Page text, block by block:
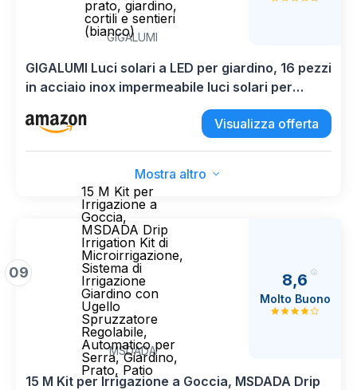
prato, giardino,
cortili e sentieri
(bianco)
GIGALUMI
GIGALUMI Luci solari a LED per giardino, 16 pezzi
in acciaio inox impermeabile luci solari per
esterni, patio, prato, giardino, cortili e sentieri
(bianco)
Visualizza offerta
Mostra altro
09
15 M Kit per
Irrigazione a
Goccia,
MSDADA Drip
Irrigation Kit di
Microirrigazione,
Sistema di
Irrigazione
Giardino con
Ugello
Spruzzatore
Regolabile,
Automatico per
Serra, Giardino,
Prato, Patio
MSDADA
8,6
Molto Buono
15 M Kit per Irrigazione a Goccia, MSDADA Drip